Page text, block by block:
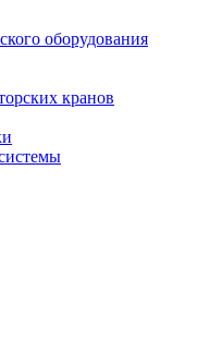
оборудования
кранов